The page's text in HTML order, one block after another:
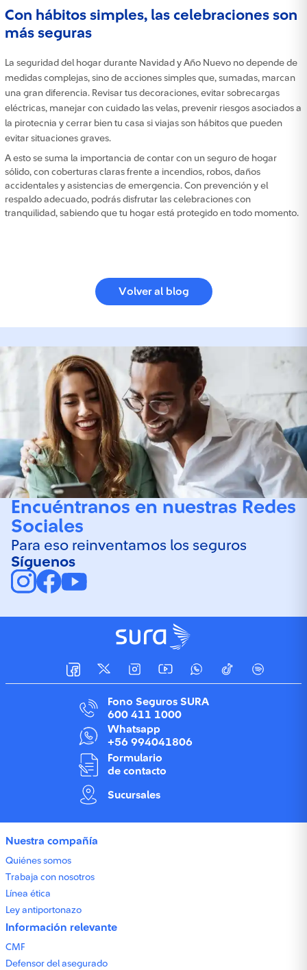
Con hábitos simples, las celebraciones son
más seguras
La seguridad del hogar durante Navidad y Año Nuevo no depende de
medidas complejas, sino de acciones simples que, sumadas, marcan
una gran diferencia. Revisar tus decoraciones, evitar sobrecargas
eléctricas, manejar con cuidado las velas, prevenir riesgos asociados a
la pirotecnia y cerrar bien tu casa si viajas son hábitos que pueden
evitar situaciones graves.
A esto se suma la importancia de contar con un seguro de hogar
sólido, con coberturas claras frente a incendios, robos, daños
accidentales y asistencias de emergencia. Con prevención y el
respaldo adecuado, podrás disfrutar las celebraciones con
tranquilidad, sabiendo que tu hogar está protegido en todo momento.
Volver al blog
Encuéntranos en nuestras Redes
Sociales
Para eso reinventamos los seguros
Síguenos
Fono Seguros SURA
600 411 1000
Whatsapp
+56 994041806
Formulario
de contacto
Sucursales
Nuestra compañía
Quiénes somos
Trabaja con nosotros
Línea ética
Ley antiportonazo
Información relevante
CMF
Defensor del asegurado